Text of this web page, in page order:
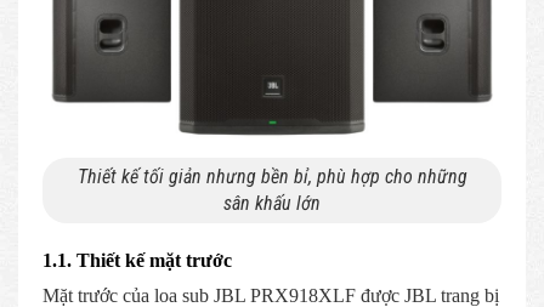
Thiết kế tối giản nhưng bền bỉ, phù hợp cho những
sân khấu lớn
1.1. Thiết kế mặt trước
Mặt trước của loa sub JBL PRX918XLF được JBL trang bị